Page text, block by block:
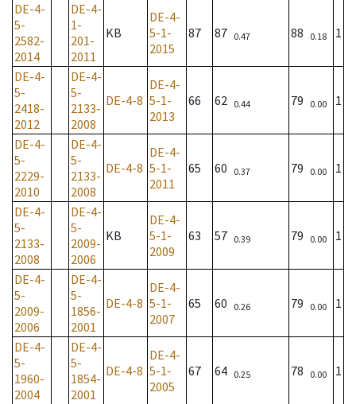
DE-4-
5-
2582-
2014
DE-4-
1-
201-
2011
KB
DE-4-
5-1-
2015
87 87 0.47 88 0.18 1
DE-4-
5-
2418-
2012
DE-4-
5-
2133-
2008
DE-4-8
DE-4-
5-1-
2013
66 62 0.44 79 0.00 1
DE-4-
5-
2229-
2010
DE-4-
5-
2133-
2008
DE-4-8
DE-4-
5-1-
2011
65 60 0.37 79 0.00 1
DE-4-
5-
2133-
2008
DE-4-
5-
2009-
2006
KB
DE-4-
5-1-
2009
63 57 0.39 79 0.00 1
DE-4-
5-
2009-
2006
DE-4-
5-
1856-
2001
DE-4-8
DE-4-
5-1-
2007
65 60 0.26 79 0.00 1
DE-4-
5-
1960-
2004
DE-4-
5-
1854-
2001
DE-4-8
DE-4-
5-1-
2005
67 64 0.25 78 0.00 1